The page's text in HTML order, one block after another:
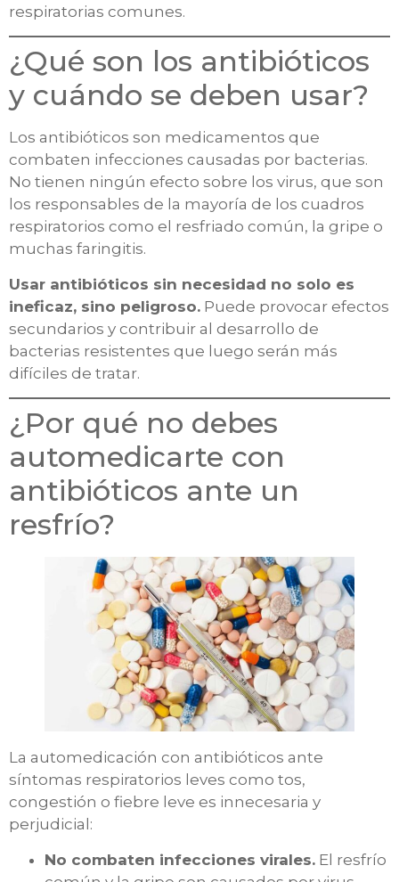
respiratorias comunes.
¿Qué son los antibióticos
y cuándo se deben usar?
Los antibióticos son medicamentos que
combaten infecciones causadas por bacterias.
No tienen ningún efecto sobre los virus, que son
los responsables de la mayoría de los cuadros
respiratorios como el resfriado común, la gripe o
muchas faringitis.
Usar antibióticos sin necesidad no solo es
ineficaz, sino peligroso. Puede provocar efectos
secundarios y contribuir al desarrollo de
bacterias resistentes que luego serán más
difíciles de tratar.
¿Por qué no debes
automedicarte con
antibióticos ante un
resfrío?
La automedicación con antibióticos ante
síntomas respiratorios leves como tos,
congestión o fiebre leve es innecesaria y
perjudicial:
No combaten infecciones virales. El resfrío